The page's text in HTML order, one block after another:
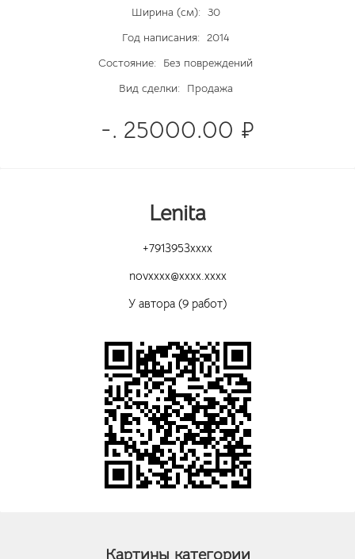
Ширина (см): 30
Год написания: 2014
Состояние:
Без повреждений
Вид сделки:
Продажа
-. 25000.00 ₽
Lenita
+7913953xxxx
novxxxx@xxxx.xxxx
У автора (9 работ)
Картины категории